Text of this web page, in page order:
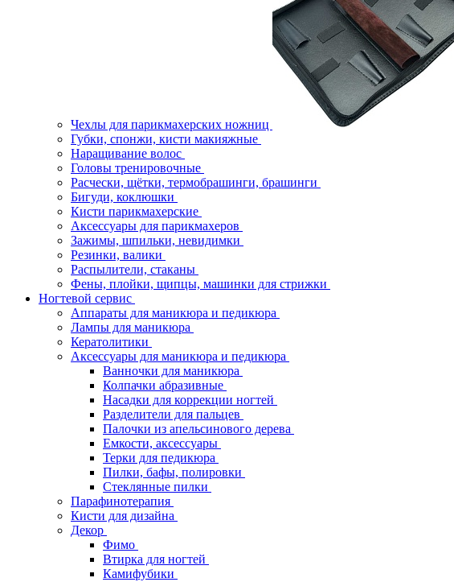
Чехлы для парикмахерских ножниц
Губки, спонжи, кисти макияжные
Наращивание волос
Головы тренировочные
Расчески, щётки, термобрашинги, брашинги
Бигуди, коклюшки
Кисти парикмахерские
Аксессуары для парикмахеров
Зажимы, шпильки, невидимки
Резинки, валики
Распылители, стаканы
Фены, плойки, щипцы, машинки для стрижки
Ногтевой сервис
Аппараты для маникюра и педикюра
Лампы для маникюра
Кератолитики
Аксессуары для маникюра и педикюра
Ванночки для маникюра
Колпачки абразивные
Насадки для коррекции ногтей
Разделители для пальцев
Палочки из апельсинового дерева
Емкости, аксессуары
Терки для педикюра
Пилки, бафы, полировки
Стеклянные пилки
Парафинотерапия
Кисти для дизайна
Декор
Фимо
Втирка для ногтей
Камифубики